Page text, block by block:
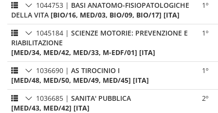
1044753 | BASI ANATOMO-FISIOPATOLOGICHE
DELLA VITA [BIO/16, MED/03, BIO/09, BIO/17] [ITA]
1º
1045184 | SCIENZE MOTORIE: PREVENZIONE E
RIABILITAZIONE
[MED/34, MED/42, MED/33, M-EDF/01] [ITA]
1º
1036690 | AS TIROCINIO I
[MED/48, MED/50, MED/49, MED/45] [ITA]
1º
1036685 | SANITA' PUBBLICA
[MED/43, MED/42] [ITA]
2º